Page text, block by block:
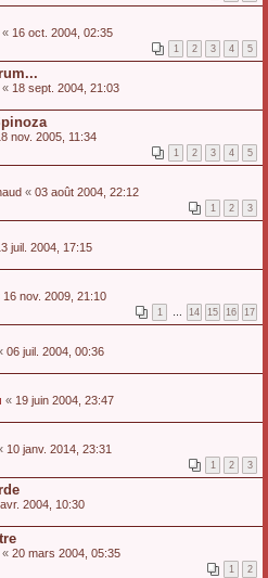
« 16 oct. 2004, 02:35
1 2 3 4 5
« 18 sept. 2004, 21:03
nov. 2005, 11:34
1 2 3 4 5
« 03 août 2004, 22:12
1 2 3
juil. 2004, 17:15
16 nov. 2009, 21:10
1 … 14 15 16 17
06 juil. 2004, 00:36
« 19 juin 2004, 23:47
10 janv. 2014, 23:31
1 2 3
2004, 10:30
« 20 mars 2004, 05:35
1 2